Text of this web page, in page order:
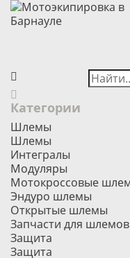
Категории
Шлемы
Шлемы
Интегралы
Модуляры
Мотокроссовые
Эндуро шлемы
Открытые шлемы
Запчасти для шлемов
Защита
Защита